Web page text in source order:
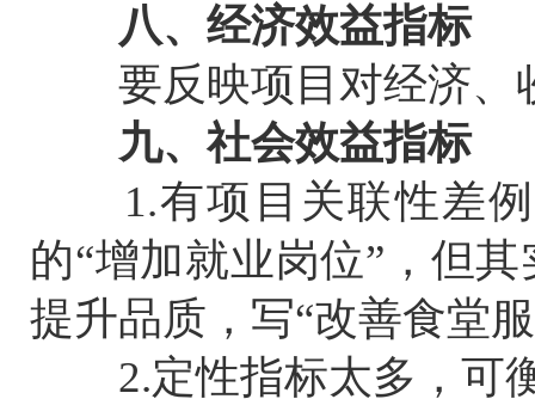
八、经济效益指标
要反映项目对经济、
九、社会效益指标
1.有项目关联性差例
的“增加就业岗位”，但
提升品质，写“改善食堂
2.定性指标太多，可